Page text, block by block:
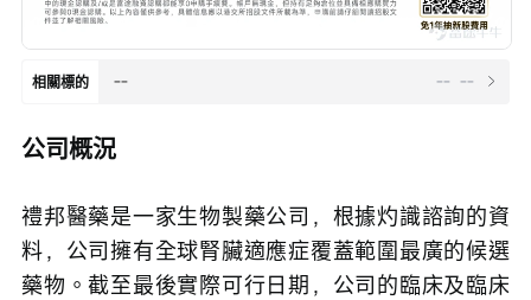
相關標的 -- -- --
公司概況
禮邦醫藥是一家生物製藥公司，根據灼識諮詢的資
料，公司擁有全球腎臟適應症覆蓋範圍最廣的候選
藥物。截至最後實際可行日期，公司的臨床及臨床